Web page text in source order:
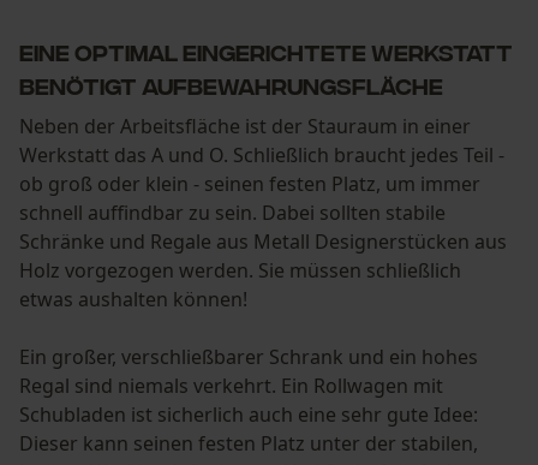
Eine optimal eingerichtete Werkstatt
benötigt Aufbewahrungsfläche
Neben der Arbeitsfläche ist der Stauraum in einer
Werkstatt das A und O. Schließlich braucht jedes Teil -
ob groß oder klein - seinen festen Platz, um immer
schnell auffindbar zu sein. Dabei sollten stabile
Schränke und Regale aus Metall Designerstücken aus
Holz vorgezogen werden. Sie müssen schließlich
etwas aushalten können!
Ein großer, verschließbarer Schrank und ein hohes
Regal sind niemals verkehrt. Ein Rollwagen mit
Schubladen ist sicherlich auch eine sehr gute Idee:
Dieser kann seinen festen Platz unter der stabilen,